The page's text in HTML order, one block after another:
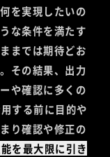
を実現したいの
な条件を満たす
までは期待どお
その結果、出力
や確認に多くの
する前に目的や
り確認や修正の
を最大限に引き